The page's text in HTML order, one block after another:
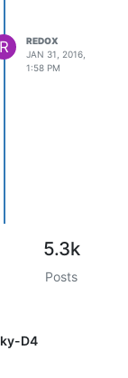
R
REDOX
JAN 31, 2016,
1:58 PM
5.3k
Posts
D4